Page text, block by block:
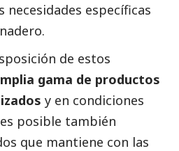
necesidades específicas
de estos
gama de productos
y en condiciones
posible también
que mantiene con las